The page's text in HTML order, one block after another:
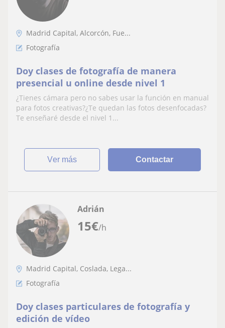
Madrid Capital, Alcorcón, Fue...
Fotografía
Doy clases de fotografía de manera
presencial u online desde nivel 1
¿Tienes cámara pero no sabes usar la función en manual
para fotos creativas?¿Te quedan las fotos desenfocadas?
Te enseñaré desde el nivel 1...
ver más Contactar
15€/h
Adrián
Madrid Capital, Coslada, Lega...
Fotografía
Doy clases particulares de fotografía y
edición de vídeo